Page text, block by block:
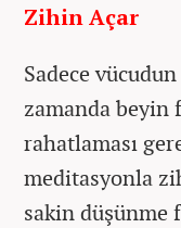
Zihin Açar
Sadece
zamanda beyin
rahatlaması
meditasyonla
sakin düşünme